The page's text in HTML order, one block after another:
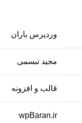
وردپرس باران
مجید تبسمی
قالب و افزونه
wpBaran.ir